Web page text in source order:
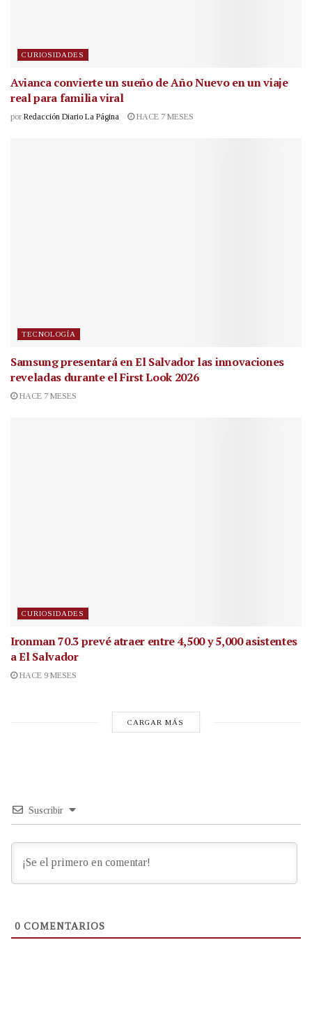
CURIOSIDADES
Avianca convierte un sueño de Año Nuevo en un viaje
real para familia viral
por Redacción Diario La Página HACE 7 MESES
TECNOLOGÍA
Samsung presentará en El Salvador las innovaciones
reveladas durante el First Look 2026
HACE 7 MESES
CURIOSIDADES
Ironman 70.3 prevé atraer entre 4,500 y 5,000 asistentes
a El Salvador
HACE 9 MESES
CARGAR MÁS
Suscribir
0 COMENTARIOS